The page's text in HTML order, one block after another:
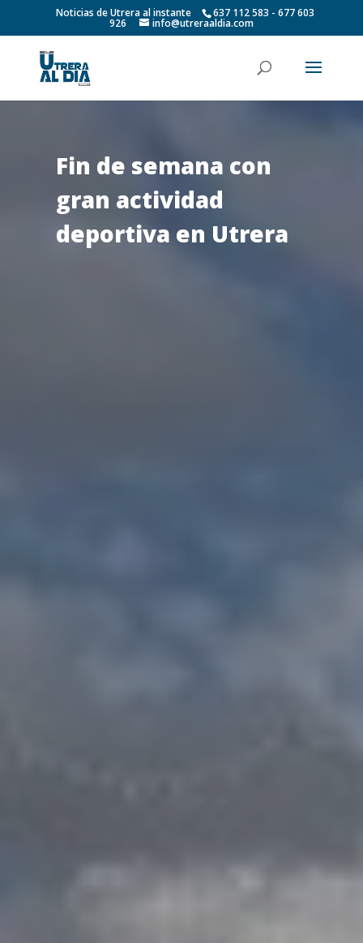
Noticias de Utrera al instante 637 112 583 - 677 603
926 info@utreraaldia.com
Fin de semana con
gran actividad
deportiva en Utrera